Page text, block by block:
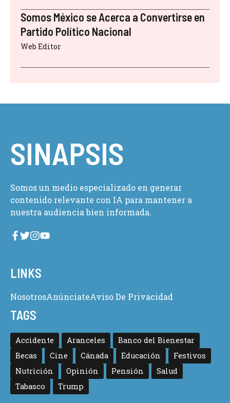
Somos México se Acerca a Convertirse en
Partido Político Nacional
Web Editor
SINAPSIS
Somos un medio especializado en generar
contenido relevante con IA para mantener a
nuestra audiencia bien informada.
LINKS
NosotrosAnúnciateAviso De Privacidad
TAGS
Accidente Aranceles
Banco del Bienestar
Becas
Cine Cánada Educación
Festivos
Nutrición
Opinión Pensión
Salud
Tabasco
Trump